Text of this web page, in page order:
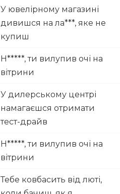
У ювелірному магазині
дивишся на ла***, яке не
купиш
Н*****, ти вилупив очі на
вітрини
У дилерському центрі
намагаєшся отримати
тест-драйв
Н*****, ти вилупив очі на
вітрини
Тебе ковбасить від люті,